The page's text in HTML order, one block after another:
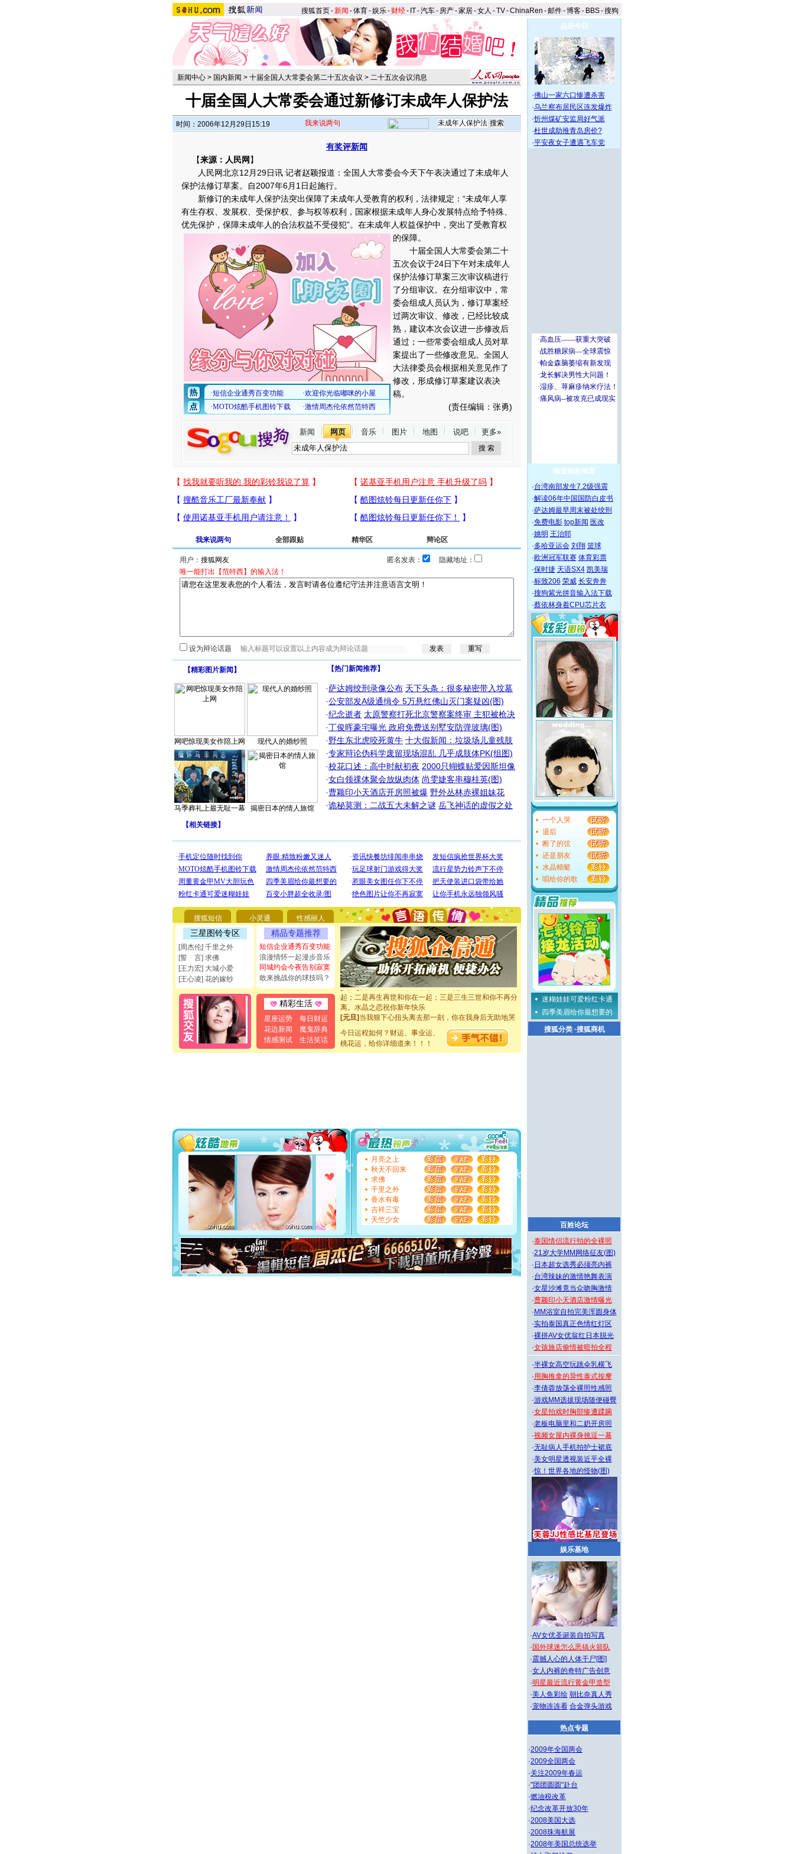
搜狐首页-新闻 -体育-娱乐- 财经- IT-汽车- 房产-家居-女人 -TV-ChinaRen -邮件-博客- BBS-搜狗
新闻中心 > 国内新闻 > 十届全国人大常委会第二十五次会议 > 二十五次会议消息
十届全国人大常委会通过新修订未成年人保护法
时间：2006年12月29日15:19 我来说两句
有奖评新闻
【来源：人民网 】
人民网北京12月29日讯 记者赵颖报道：全国人大常委会今天下午表决通过了未成年人
保护法修订草案。自2007年6月1日起施行。
新修订的未成年人保护法突出保障了未成年人受教育的权利，法律规定：“未成年人享
有生存权、发展权、受保护权、参与权等权利，国家根据未成年人身心发展特点给予特殊、
优先保护，保障未成年人的合法权益不受侵犯”。 在未成年人权益保护中，突出了受教育权
的保障。
十届全国人大常委会第二十
五次会议于24日下午对未成年人
保护法修订草案三次审议稿进行
了分组审议。在分组审议中，常
委会组成人员认为，修订草案经
过两次审议、修改，已经比较成
熟，建议本次会议进一步修改后
通过；一些常委会组成人员对草
案提出了一些修改意见。全国人
大法律委员会根据相关意见作了
修改，形成修订草案建议表决
稿。
(责任编辑：张勇)
新闻 网页 音乐 图片 地图 说吧 更多»
我来说两句 全部跟贴 精华区 辩论区
用户： 匿名发表：
隐藏地址：
唯一能打出【范特西】的输入法！
设为辩论话题
【精彩图片新闻 】
网吧惊现美女作陪上网 现代人的婚纱照
马季葬礼上最无耻一幕 揭密日本的情人旅馆
【热门新闻推荐】
·萨达姆绞刑录像公布 天下头条：很多秘密带入坟墓
·公安部发A级通缉令 5万悬红佛山灭门案疑凶(图)
·纪念逝者 太原警察打死北京警察案终审 主犯被枪决
·丁俊晖豪宅曝光 政府免费送别墅安防弹玻璃(图)
·野生东北虎咬死黄牛 十大假新闻：垃圾场儿童残肢
·专家辩论伪科学废留现场混乱 几乎成肢体PK(组图)
·校花口述：高中时献初夜 2000只蝴蝶贴爱因斯坦像
·女白领祼体聚会放纵肉体 尚雯婕客串穆桂英(图)
·曹颖印小天酒店开房照被爆 野外丛林赤裸姐妹花
·诡秘莫测：二战五大未解之谜 岳飞神话的虚假之处
【相关链接】
搜狐短信 小灵通 性感丽人
三星图铃专区
[周杰伦] 千里之外
[誓 言] 求佛
[王力宏] 大城小爱
[王心凌] 花的嫁纱
精品专题推荐
短信企业通秀百变功能
浪漫情怀一起漫步音乐
同城约会今夜告别寂寞
敢来挑战你的球技吗？
精彩生活
星座运势
每日财运
花边新闻
魔鬼辞典
情感测试
生活笑话
[圣诞节]圣诞节到了，想想没什么送给你的，又不打算给
你太多，只有给你五千万：千万快乐！千万要健康！千万
要平安！千万要知足！千万不要忘记我！
能正大光明地骚扰你,告诉你,圣诞要快乐!新年要快乐!天天
都要快乐噢!
[圣诞节]奉上一颗祝福的心,在这个特别的日子里,愿幸福,
如意,快乐,鲜花,一切美好的祝愿与你同在.圣诞快乐!
[元旦]看到你我会触电；看不到你我要充电；没有你我会
断电。爱你是我职业，想你是我事业，抱你是我特长，吻
你是我专业！水晶之恋祝你新年快乐
[元旦]如果上天让我许三个愿望，一是今生今世和你在一
起；二是再生再世和你在一起；三是三生三世和你不再分
离。水晶之恋祝你新年快乐
[元旦]当我狠下心扭头离去那一刻，你在我身后无助地哭
泣，这痛楚让我明白我多么爱你。我转身抱住你：这猪不
卖了。水晶之恋祝你新年快乐。
[春节]风柔雨润好月圆，半岛铁盒伴身边，每日尽显开心
颜！冬去春来似水如烟，劳碌人生需尽欢！听一曲轻歌，
[圣诞节]不只这样的日子才会想起你,而是这样的日子才
能正大光明地骚扰你,告诉你,圣诞要快乐!新年要快乐!天天
都要快乐噢!
[圣诞节]奉上一颗祝福的心,在这个特别的日子里,愿幸福,
如意,快乐,鲜花,一切美好的祝愿与你同在.圣诞快乐!
[元旦]
看到你我会触电；看不到你我要充电；没有你我会
断电。爱你是我职业，想你是我事业，抱你是我特长，吻
你是我专业！水晶之恋祝你新年快乐
[元旦]
如果上天让我许三个愿望，一是今生今世和你在一
起；二是再生再世和你在一起；三是三生三世和你不再分
离。水晶之恋祝你新年快乐
[元旦]当我狠下心扭头离去那一刻，你在我身后无助地哭
泣，这痛楚让我明白我多么爱你。我转身抱住你：这猪不
卖了。水晶之恋祝你新年快乐。
[春节]风柔雨润好月圆，半岛铁盒伴身边，每日尽显开心
今日运程如何？财运、事业运、
桃花运，给你详细道来！！！
月亮之上
秋天不回来
求佛
千里之外
香水有毒
吉祥三宝
天竺少女
点击今日
·佛山一家六口惨遭杀害
·乌兰察布居民区连发爆炸
·忻州煤矿安监局好气派
·杜世成助推青岛房价?
·平安夜女子遭遇飞车党
频道精彩推荐
·台湾南部发生7.2级强震
·解读06年中国国防白皮书
·萨达姆最早周末被处绞刑
·免费电影 top新闻 医改
·姚明 王治郅
·多哈亚运会 刘翔 篮球
·欧洲冠军联赛 体育彩票
·保时捷 天语SX4 凯美瑞
·标致206 荣威 长安奔奔
·搜狗紫光拼音输入法下载
·蔡依林身着CPU芯片衣
一个人哭
退后
断了的弦
还是朋友
水晶蜻蜓
唱给你的歌
迷糊娃娃可爱粉红卡通
四季美眉给你最想要的
搜狐分类·搜狐商机
百姓论坛
·泰国情侣流行拍的全裸照
·21岁大学MM网络征友(图)
· 日本超女选秀必须亮内裤
·台湾辣妹的激情艳舞表演
·女星沙滩竟当众吻胸激情
·曹颖印小天酒店激情曝光
· MM浴室自拍完美浑圆身体
·实拍泰国真正色情红灯区
·裸拼AV女优翁红日本脱光
·女孩旅店偷情被暗拍全程
·半裸女高空玩跳伞乳横飞
·用胸推拿的异性泰式按摩
·李倩蓉放荡全裸照性感照
·游戏MM选拔现场随便碰臀
·女星拍戏时胸部惨遭蹂躏
·老板电脑里和二奶开房照
·视频女屋内裸身挑逗一幕
·无耻病人手机拍护士裙底
·美女明星透视装近乎全裸
·惊！世界各地的怪物(图)
娱乐基地
·AV女优圣诞装自拍写真
· 国外球迷怎么恶搞火箭队
·震撼人心的人体干尸[图]
·女人内裤的奇特广告创意
·明星最近流行黄金甲造型
·美人鱼彩绘 朝比奈真人秀
·宠物连连看 合金弹头游戏
热点专题
·2009年全国两会
·2009全国两会
·关注2009年春运
·"团团圆圆"赴台
·燃油税改革
·纪念改革开放30年
·2008美国大选
·2008珠海航展
·2008年美国总统选举